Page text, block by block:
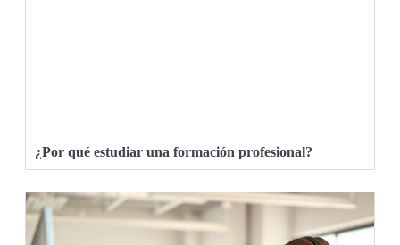
¿Por qué estudiar una formación profesional?